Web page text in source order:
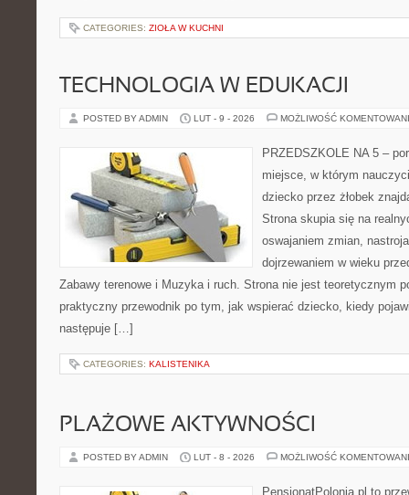
CATEGORIES: ZIOŁA W KUCHNI
TECHNOLOGIA W EDUKACJI
POSTED BY ADMIN LUT - 9 - 2026 MOŻLIWOŚĆ
PRZEDSZKOLE NA 5 –
miejsce, w którym
dziecko przez żłobek
Strona skupia się na
oswajaniem zmian,
dojrzewaniem w wieku
Zabawy terenowe i Muzyka i ruch. Strona nie jest teoretycznym
praktyczny przewodnik po tym, jak wspierać dziecko, kiedy
następuje […]
CATEGORIES: KALISTENIKA
PLAŻOWE AKTYWNOŚCI
POSTED BY ADMIN LUT - 8 - 2026 MOŻLIWOŚĆ
PensjonatPolonia.pl to